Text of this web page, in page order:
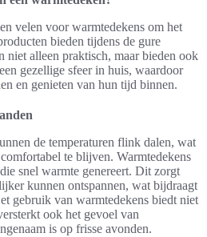
velen voor warmtedekens om het
bieden tijdens de gure
niet alleen praktisch, maar bieden ook
gezellige sfeer in huis, waardoor
en genieten van hun tijd binnen.
de temperaturen flink dalen, wat
te blijven. Warmtedekens
snel warmte genereert. Dit zorgt
kunnen ontspannen, wat bijdraagt
gebruik van warmtedekens biedt niet
ook het gevoel van
is op frisse avonden.